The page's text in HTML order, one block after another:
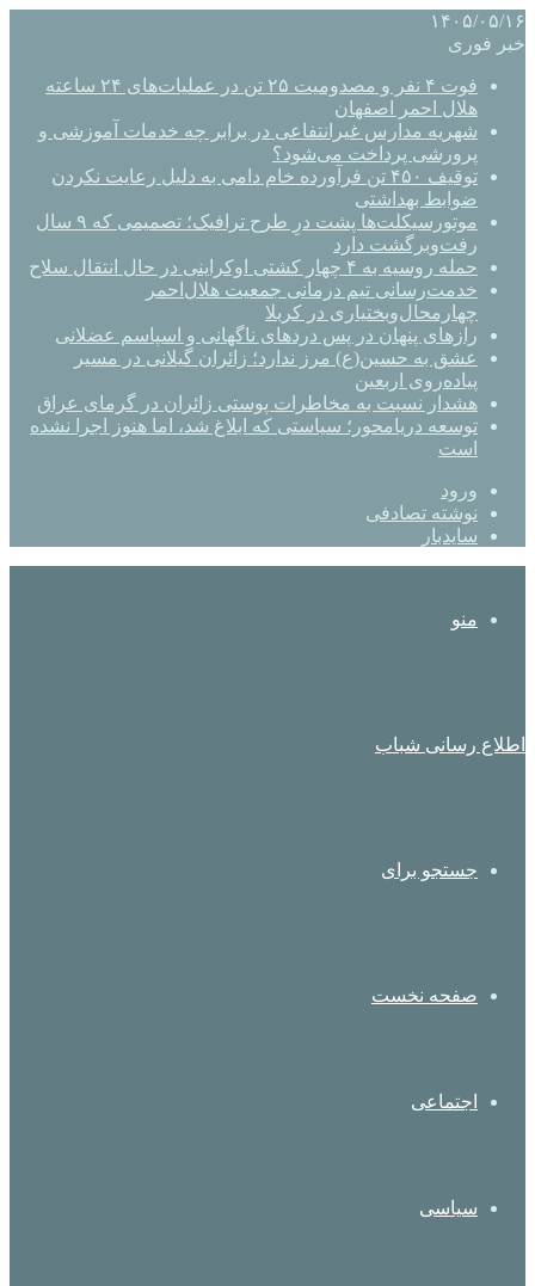
۱۴۰۵/۰۵/۱۶
خبر فوری
فوت ۴ نفر و مصدومیت ۲۵ تن در عملیات‌های ۲۴ ساعته
هلال احمر اصفهان
شهریه مدارس غیرانتفاعی در برابر چه خدمات آموزشی و
پرورشی پرداخت می‌شود؟
توقیف ۴۵۰ تن فرآورده خام دامی به دلیل رعایت نکردن
ضوابط بهداشتی
موتورسیکلت‌ها پشت درِ طرح ترافیک؛ تصمیمی که ۹ سال
رفت‌وبرگشت دارد
حمله روسیه به ۴ چهار کشتی اوکراینی در حال انتقال سلاح
خدمت‌رسانی تیم درمانی جمعیت هلال‌احمر
چهارمحال‌وبختیاری در کربلا
رازهای پنهان در پس دردهای ناگهانی و اسپاسم عضلانی
عشق به حسین(ع) مرز ندارد؛ زائران گیلانی در مسیر
پیاده‌روی اربعین
هشدار نسبت به مخاطرات پوستی زائران در گرمای عراق
توسعه دریامحور؛ سیاستی که ابلاغ شد، اما هنوز اجرا نشده
است
ورود
نوشته تصادفی
سایدبار
منو
اطلاع رسانی شباب
جستجو برای
صفحه نخست
اجتماعی
سیاسی